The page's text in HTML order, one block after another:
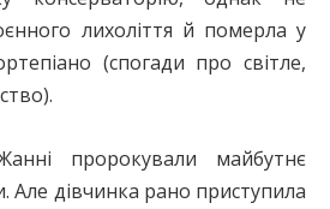
лихоліття й померла у
(спогади про світле,
пророкували майбутнє
Але дівчинка рано приступила